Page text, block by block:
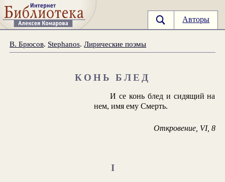
Авторы
В. Брюсов. Stephanos.Лирические поэмы
КОНЬ БЛЕД
И се конь блед и сидящий на
нем, имя ему Смерть.
Откровение, VI, 8
I